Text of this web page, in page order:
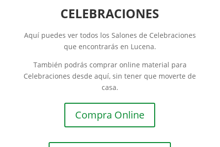
CELEBRACIONES
Aquí puedes ver todos los Salones de Celebraciones
que encontrarás en Lucena.
También podrás comprar online material para
Celebraciones desde aquí, sin tener que moverte de
casa.
Compra Online